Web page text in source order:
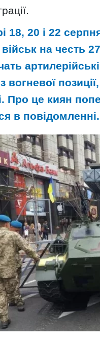
18, 20 і 22
на честь
вогневої
Про це киян
в повідомленні.